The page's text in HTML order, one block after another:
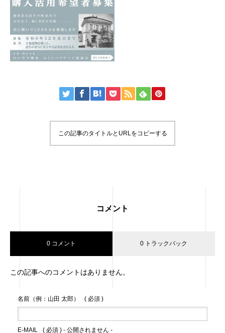
この記事のタイトルとURLをコピーする
コメント
0 コメント 0 トラックバック
この記事へのコメントはありません。
名前（例：山田 太郎） ( 必須 )
E-MAIL ( 必須 ) - 公開されません -